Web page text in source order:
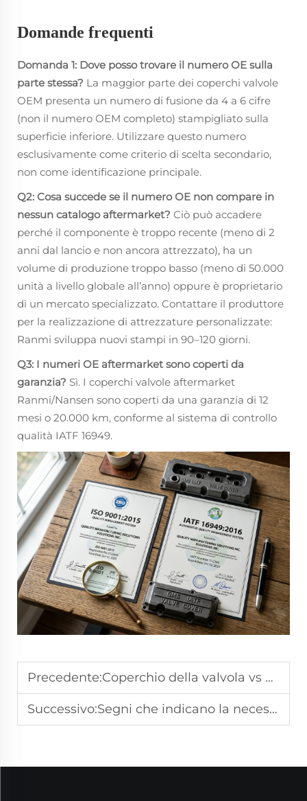
Domande frequenti
Domanda 1: Dove posso trovare il numero OE sulla
parte stessa? La maggior parte dei coperchi valvole
OEM presenta un numero di fusione da 4 a 6 cifre
(non il numero OEM completo) stampigliato sulla
superficie inferiore. Utilizzare questo numero
esclusivamente come criterio di scelta secondario,
non come identificazione principale.
Q2: Cosa succede se il numero OE non compare in
nessun catalogo aftermarket? Ciò può accadere
perché il componente è troppo recente (meno di 2
anni dal lancio e non ancora attrezzato), ha un
volume di produzione troppo basso (meno di 50.000
unità a livello globale all’anno) oppure è proprietario
di un mercato specializzato. Contattare il produttore
per la realizzazione di attrezzature personalizzate:
Ranmi sviluppa nuovi stampi in 90–120 giorni.
Q3: I numeri OE aftermarket sono coperti da
garanzia? Sì. I coperchi valvole aftermarket
Ranmi/Nansen sono coperti da una garanzia di 12
mesi o 20.000 km, conforme al sistema di controllo
qualità IATF 16949.
Precedente:Coperchio della valvola vs coperchio della testata: Sono la stessa cosa?
Successivo:Segni che indicano la necessità di sostituire il coperchio della testata